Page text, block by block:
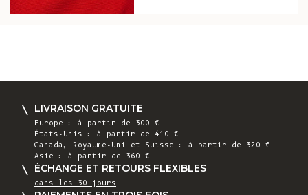
LIVRAISON GRATUITE
Europe : à partir de 300 €
États-Unis : à partir de 410 €
Canada, Royaume-Uni et Suisse : à partir de 320 €
Asie : à partir de 360 €
ÉCHANGE ET RETOURS FLEXIBLES
dans les 30 jours